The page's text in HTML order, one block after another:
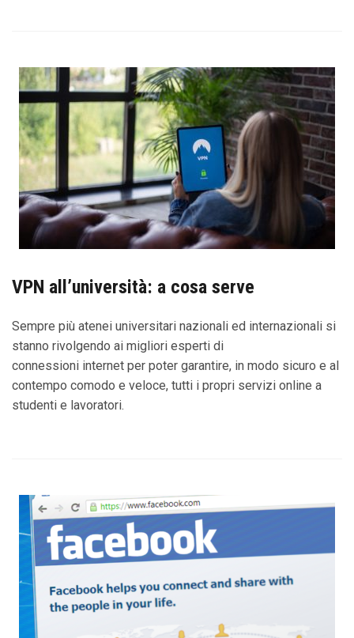
VPN all’università: a cosa serve
Sempre più atenei universitari nazionali ed internazionali si
stanno rivolgendo ai migliori esperti di
connessioni internet per poter garantire, in modo sicuro e al
contempo comodo e veloce, tutti i propri servizi online a
studenti e lavoratori.